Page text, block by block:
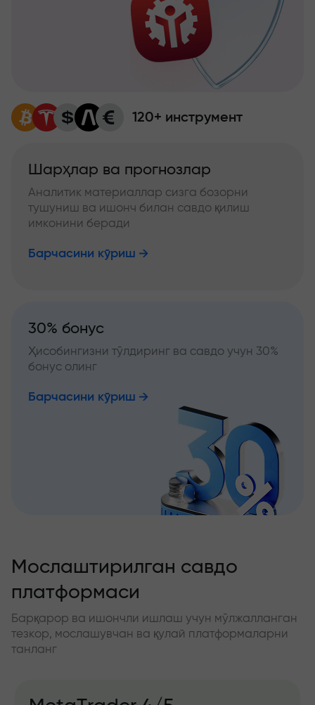
120+ инструмент
Шарҳлар ва прогнозлар
Аналитик материаллар сизга бозорни
тушуниш ва ишонч билан савдо қилиш
имконини беради
Барчасини кўриш
30% бонус
Ҳисобингизни тўлдиринг ва савдо учун 30%
бонус олинг
Барчасини кўриш
Мослаштирилган савдо
платформаси
Барқарор ва ишончли ишлаш учун мўлжалланган
тезкор, мослашувчан ва қулай платформаларни
танланг